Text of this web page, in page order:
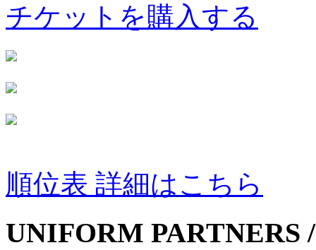
チケットを購入する
順位表 詳細はこちら
UNIFORM PARTNERS